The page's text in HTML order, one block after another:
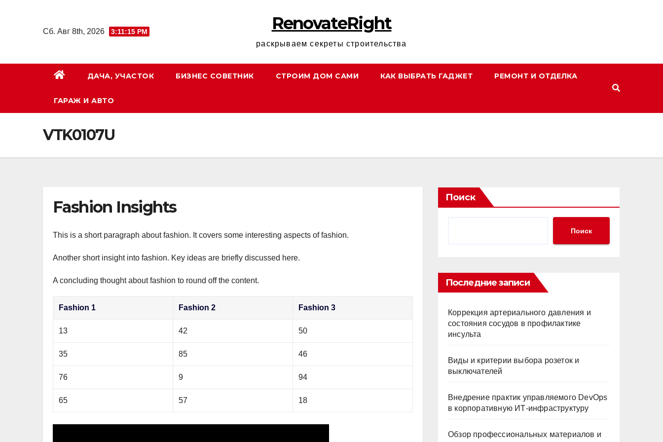
содержимому
Сб. Авг 8th, 2026 3:11:16 PM RenovateRight
раскрываем секреты строительства
ДАЧА, УЧАСТОК БИЗНЕС СОВЕТНИК СТРОИМ ДОМ САМИ КАК ВЫБРАТЬ ГАДЖЕТ РЕМОНТ И ОТДЕЛКА
ГАРАЖ И АВТО
VTK0107U
Fashion Insights
This is a short paragraph about fashion. It covers some interesting aspects of fashion.
Another short insight into fashion. Key ideas are briefly discussed here.
A concluding thought about fashion to round off the content.
Fashion 1 Fashion 2 Fashion 3
13 42 50
35 85 46
76 9 94
65 57 18
Поиск
Поиск
Последние записи
Коррекция артериального давления и
состояния сосудов в профилактике
инсульта
Виды и критерии выбора розеток и
выключателей
Внедрение практик управляемого DevOps
в корпоративную ИТ-инфраструктуру
Обзор профессиональных материалов и